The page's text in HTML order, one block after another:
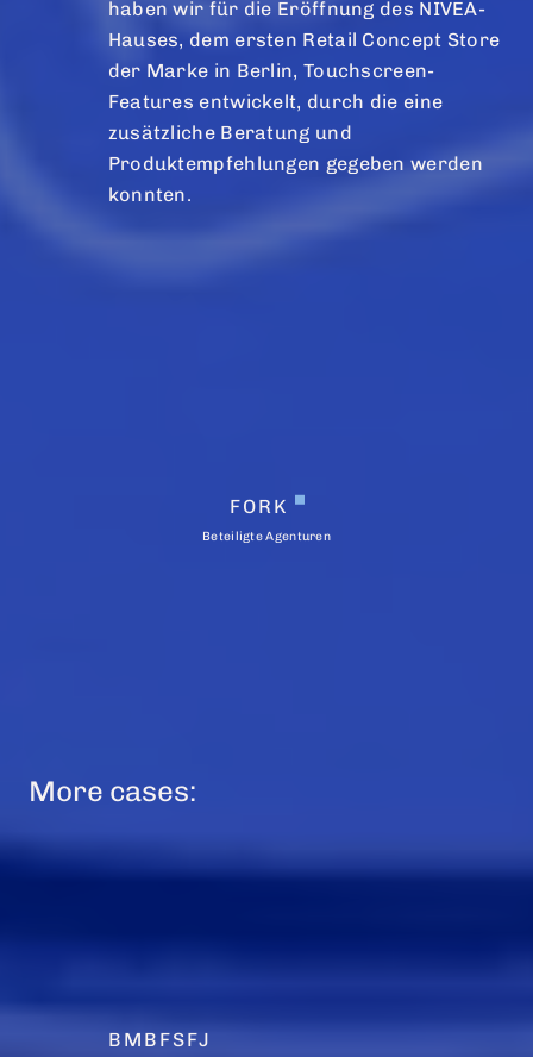
haben wir für die Eröffnung des NIVEA-
Hauses, dem ersten Retail Concept Store
der Marke in Berlin, Touchscreen-
Features entwickelt, durch die eine
zusätzliche Beratung und
Produktempfehlungen gegeben werden
konnten.
FORK
Beteiligte Agenturen
More cases:
BMBFSFJ